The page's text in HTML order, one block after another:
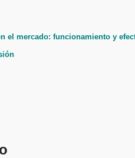
el mercado: funcionamiento y